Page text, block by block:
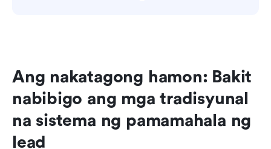
Ang nakatagong hamon: Bakit
nabibigo ang mga tradisyunal
na sistema ng pamamahala ng
lead